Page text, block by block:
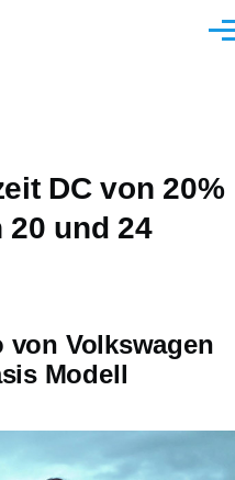
DC von 20%
20 und 24
von Volkswagen
Modell